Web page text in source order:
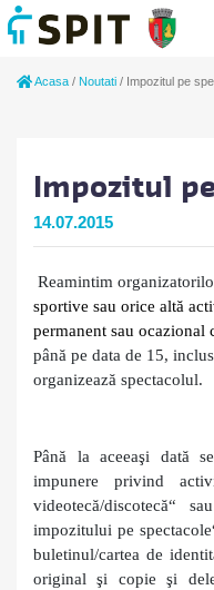
Acasa / Noutati / Impozitul pe
Impozitul
14.07.2015
Reamintim
sportive sau orice altă
permanent sau ocazional
până pe data de 15,
organizează spectacolul.
Până la aceeaşi dată
impunere privind
videotecă/discotecă“
impozitului pe
buletinul/cartea de
original şi copie şi